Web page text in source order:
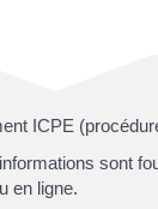
ICPE
sont
en ligne.